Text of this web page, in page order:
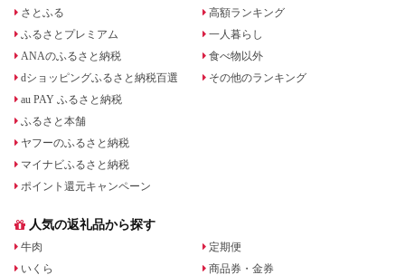
さとふる
ふるさとプレミアム
ANAのふるさと納税
dショッピングふるさと納税百選
au PAY ふるさと納税
ふるさと本舗
ヤフーのふるさと納税
マイナビふるさと納税
ポイント還元キャンペーン
高額ランキング
一人暮らし
食べ物以外
その他のランキング
人気の返礼品から探す
牛肉
いくら
定期便
商品券・金券